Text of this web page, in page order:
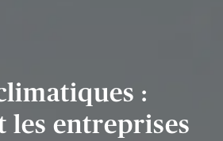
:
les entreprises